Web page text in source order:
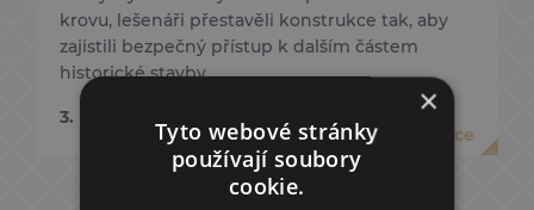
krovu, lešenáři přestavěli konstrukce tak, aby
zajistili bezpečný přístup k dalším částem
historické stavby.
3. únor 2026
více
×
Tyto webové stránky
používají soubory
cookie.